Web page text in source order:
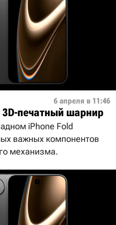
6 апреля в 11:46
3D-печатный шарнир
iPhone Fold
важных компонентов
механизма.